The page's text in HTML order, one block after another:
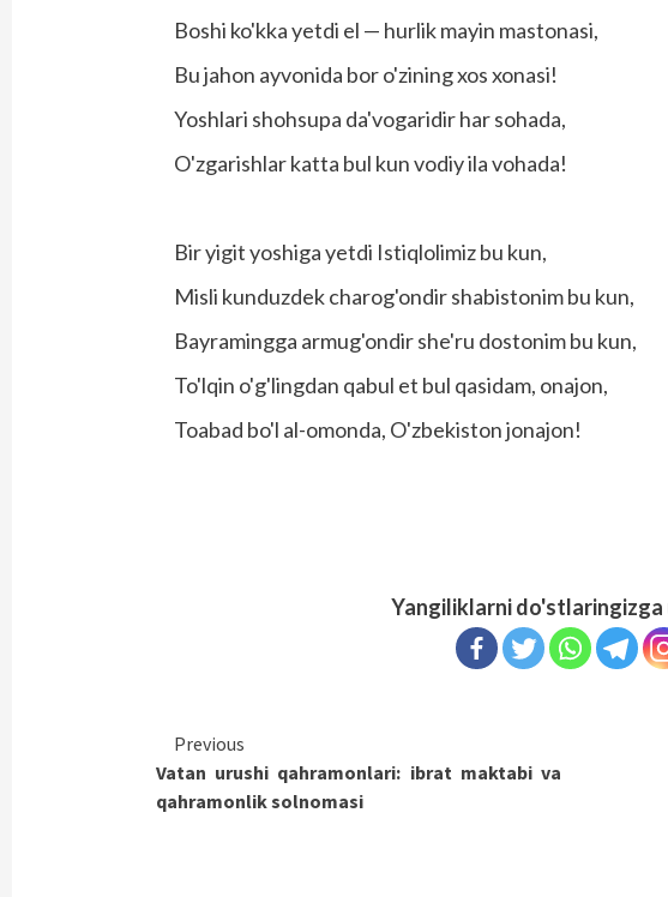
Boshi ko'kka yetdi el — hurlik mayin mastonasi,
Bu jahon ayvonida bor o'zining xos xonasi!
Yoshlari shohsupa da'vogaridir har sohada,
O'zgarishlar katta bul kun vodiy ila vohada!
Bir yigit yoshiga yetdi Istiqlolimiz bu kun,
Misli kunduzdek charog'ondir shabistonim bu kun,
Bayramingga armug'ondir she'ru dostonim bu kun,
To'lqin o'g'lingdan qabul et bul qasidam, onajon,
Toabad bo'l al-omonda, O'zbekiston jonajon!
Yangiliklarni do'stlaringizga
Continue
Reading
Previous
Vatan urushi qahramonlari: ibrat maktabi va
qahramonlik solnomasi